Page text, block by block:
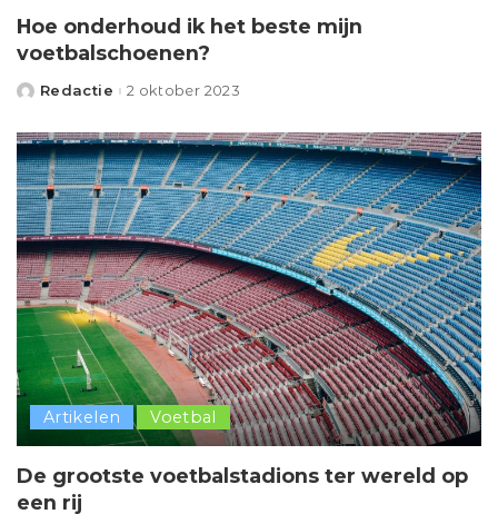
Hoe onderhoud ik het beste mijn
voetbalschoenen?
Posted
Redactie 2 oktober 2023
Artikelen Voetbal
De grootste voetbalstadions ter wereld op
een rij